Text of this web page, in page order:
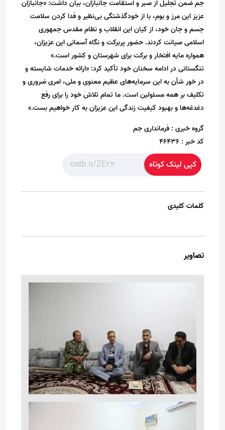
جم ضمن تجلیل از صبر و استقامت جانبازان، بیان داشت: «جانبازان
عزیز این مرز و بوم، با از خودگذشتگی بی‌نظیر و فدا کردن سلامت
جسم و جان خود، از کیان این انقلاب و نظام مقدس جمهوری
اسلامی صیانت کردند. حضور پربرکت و نگاه آسمانی این عزیزان،
همواره مایه افتخار و برکت برای شهرستان و کشور است.»
تنگستانی در ادامه سخنان خود تأکید کرد: «ارائه خدمات شایسته و
در خور شأن به این سرمایه‌های عظیم معنوی و ملی، امری ضروری و
تکلیف بر همه مسئولین است. ما تمام تلاش خود را برای رفع
دغدغه‌ها و بهبود کیفیت زندگی این عزیزان به کار خواهیم بست.»
گروه خبری : فرمانداری جم
کد خبر : 46436
کپی لینک کوتاه
کلمات کلیدی
تصاویر